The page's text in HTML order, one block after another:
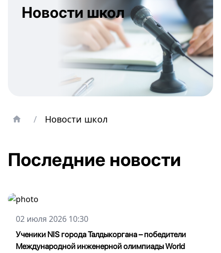
Новости школ
/ Новости школ
Последние новости
02 июля 2026 10:30
Ученики NIS города Талдыкоргана – победители
Международной инженерной олимпиады World